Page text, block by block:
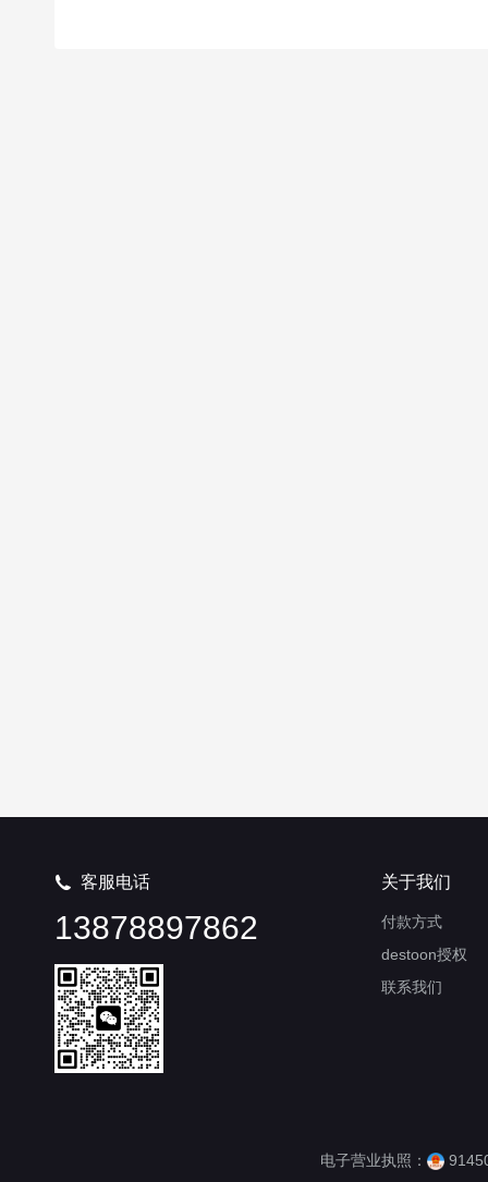
 客服电话
13878897862
关于我们
付款方式
destoon授权
联系我们
电子营业执照：